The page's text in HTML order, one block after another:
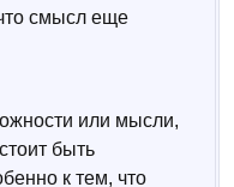
смысл еще
или мысли,
быть
к тем, что